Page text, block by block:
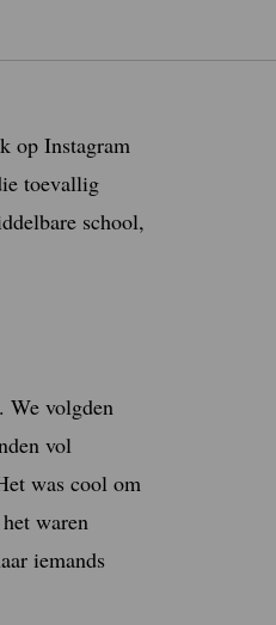
op Instagram
toevallig
school,
We volgden
vol
was cool om
waren
iemands